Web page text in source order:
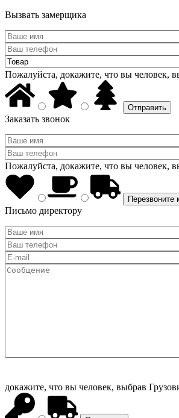
Вызвать замерщика
Пожалуйста, докажите, что вы человек,
Заказать звонок
Пожалуйста, докажите, что вы человек,
Письмо директору
докажите, что вы человек, выбрав